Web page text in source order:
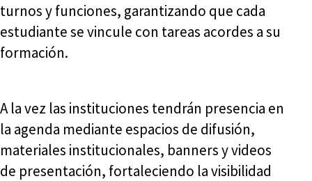
turnos y funciones, garantizando que cada
estudiante se vincule con tareas acordes a su
formación.
A la vez las instituciones tendrán presencia en
la agenda mediante espacios de difusión,
materiales institucionales, banners y videos
de presentación, fortaleciendo la visibilidad